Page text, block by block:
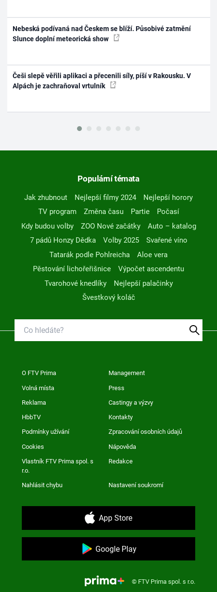
Nebeská podívaná nad Českem se blíží. Působivé zatmění
Slunce doplní meteorická show
Češi slepě věřili aplikaci a přecenili síly, píší v Rakousku. V
Alpách je zachraňoval vrtulník
Populární témata
Jak zhubnout Nejlepší filmy 2024
Nejlepší horory
TV program
Změna času Partie
Počasí
Kdy budou volby
ZOO Nové začátky
Auto – katalog
7 pádů Honzy Dědka
Volby 2025
Svařené víno
Tatarák podle Pohlreicha
Aloe vera
Pěstování lichořeřišnice
Výpočet ascendentu
Tvarohové knedlíky
Nejlepší palačinky
Švestkový koláč
O FTV Prima Management
Volná místa Press
Reklama Castingy a výzvy
HbbTV Kontakty
Podmínky užívání Zpracování osobních údajů
Cookies Nápověda
Vlastník FTV Prima spol. s
r.o.
Redakce
Nahlásit chybu Nastavení soukromí
App Store
Google Play
© FTV Prima spol. s r.o.